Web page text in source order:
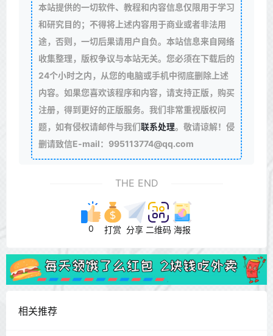
本站提供的一切软件、教程和内容信息仅限用于学习
和研究目的；不得将上述内容用于商业或者非法用
途，否则，一切后果请用户自负。本站信息来自网络
收集整理，版权争议与本站无关。您必须在下载后的
24个小时之内，从您的电脑或手机中彻底删除上述
内容。如果您喜欢该程序和内容，请支持正版，购买
注册，得到更好的正版服务。我们非常重视版权问
题，如有侵权请邮件与我们联系处理。敬请谅解！侵
删请致信E-mail：995113774@qq.com
THE END
0 打赏 分享 二维码 海报
相关推荐